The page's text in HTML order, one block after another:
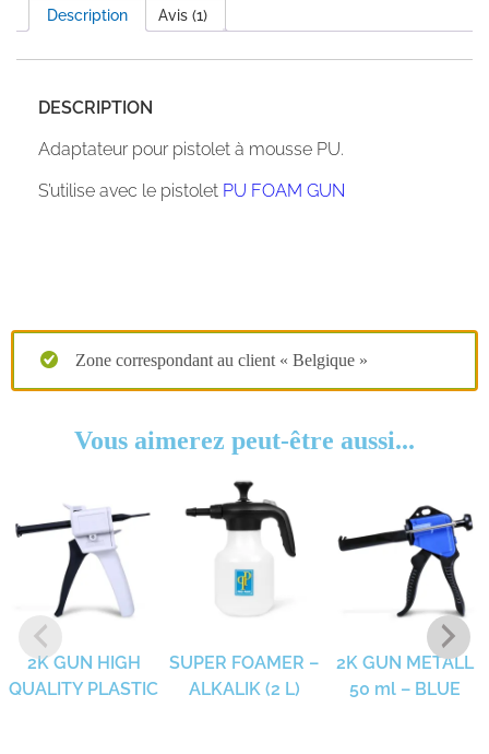
Description Avis (1)
DESCRIPTION
Adaptateur pour pistolet à mousse PU.
S’utilise avec le pistolet PU FOAM GUN
Zone correspondant au client « Belgique »
Vous aimerez peut-être aussi...
2K GUN HIGH
QUALITY PLASTIC
SUPER FOAMER –
ALKALIK (2 L)
2K GUN METALL
50 ml – BLUE